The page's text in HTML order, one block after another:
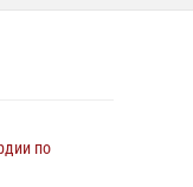
по